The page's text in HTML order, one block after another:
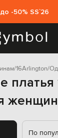
-50% SS`26
16Arlington
платья
женщин
По